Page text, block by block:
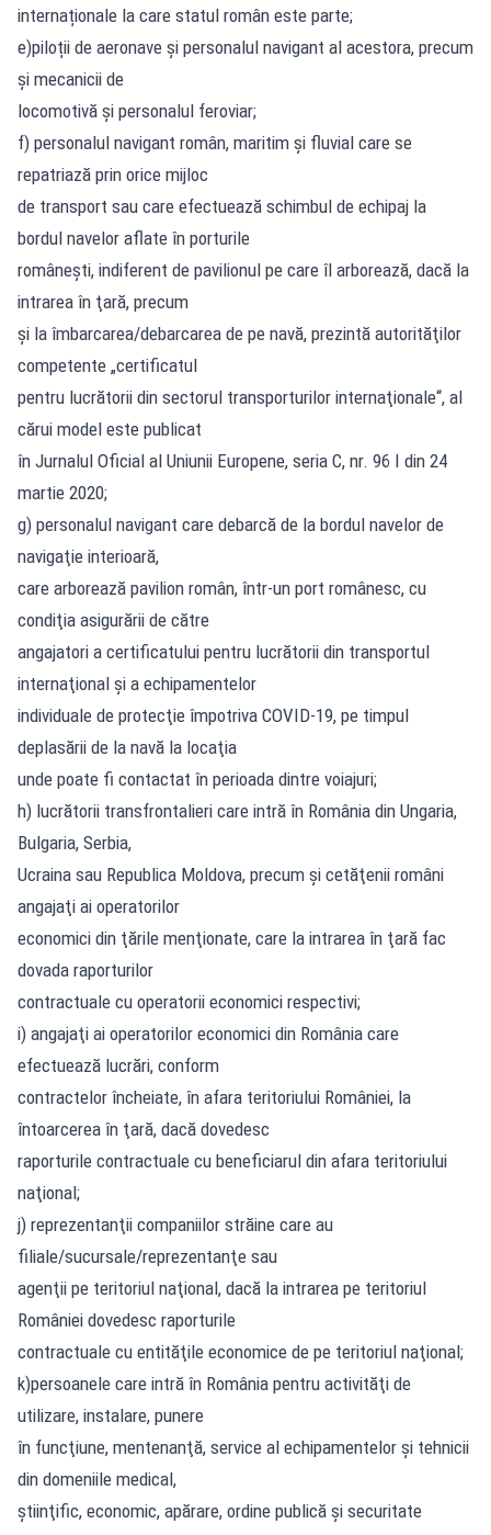
internaționale la care statul român este parte;
e)piloții de aeronave şi personalul navigant al acestora, precum
și mecanicii de
locomotivă şi personalul feroviar;
f) personalul navigant român, maritim şi fluvial care se
repatriază prin orice mijloc
de transport sau care efectuează schimbul de echipaj la
bordul navelor aflate în porturile
româneşti, indiferent de pavilionul pe care îl arborează, dacă la
intrarea în ţară, precum
şi la îmbarcarea/debarcarea de pe navă, prezintă autorităţilor
competente „certificatul
pentru lucrătorii din sectorul transporturilor internaţionale“, al
cărui model este publicat
în Jurnalul Oficial al Uniunii Europene, seria C, nr. 96 I din 24
martie 2020;
g) personalul navigant care debarcă de la bordul navelor de
navigaţie interioară,
care arborează pavilion român, într-un port românesc, cu
condiţia asigurării de către
angajatori a certificatului pentru lucrătorii din transportul
internaţional şi a echipamentelor
individuale de protecţie împotriva COVID-19, pe timpul
deplasării de la navă la locaţia
unde poate fi contactat în perioada dintre voiajuri;
h) lucrătorii transfrontalieri care intră în România din Ungaria,
Bulgaria, Serbia,
Ucraina sau Republica Moldova, precum şi cetăţenii români
angajaţi ai operatorilor
economici din ţările menţionate, care la intrarea în ţară fac
dovada raporturilor
contractuale cu operatorii economici respectivi;
i) angajaţi ai operatorilor economici din România care
efectuează lucrări, conform
contractelor încheiate, în afara teritoriului României, la
întoarcerea în ţară, dacă dovedesc
raporturile contractuale cu beneficiarul din afara teritoriului
naţional;
j) reprezentanţii companiilor străine care au
filiale/sucursale/reprezentanţe sau
agenţii pe teritoriul naţional, dacă la intrarea pe teritoriul
României dovedesc raporturile
contractuale cu entităţile economice de pe teritoriul naţional;
k)persoanele care intră în România pentru activităţi de
utilizare, instalare, punere
în funcţiune, mentenanţă, service al echipamentelor şi tehnicii
din domeniile medical,
ştiinţific, economic, apărare, ordine publică şi securitate